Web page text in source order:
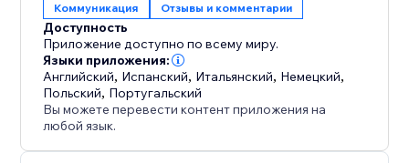
Улучшение SEO – Свежий пользовательский
контент обеспечивает лучшую видимость в
поиске.
Начните показывать отзывы Google уже сегодня и
поднимите свой бренд с помощью реальных
голосов клиентов. Укрепите доверие, увеличьте
Коммуникация Отзывы и комментарии
Доступность
Приложение доступно по всему миру.
Языки приложения:
Английский, Испанский, Итальянский, Немецкий,
Польский, Португальский
Вы можете перевести контент приложения на
любой язык.